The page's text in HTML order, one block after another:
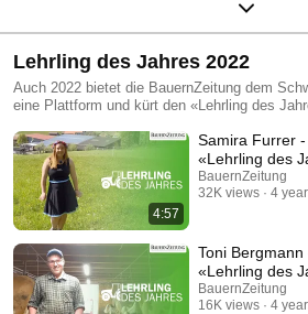
Lehrling des Jahres 2022
Auch 2022 bietet die BauernZeitung dem
eine Plattform und kürt den «Lehrling des
4:57
Samira Furrer
«Lehrling des
BauernZeitung
32K views
4
Toni Bergmann
«Lehrling des
BauernZeitung
16K views
4